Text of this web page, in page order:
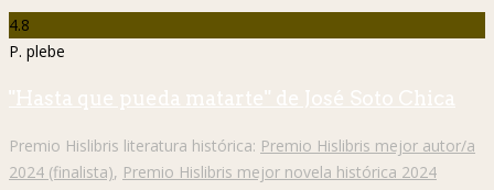
4.8
P. plebe
"Hasta que pueda matarte" de José Soto Chica
Premio Hislibris literatura histórica: Premio Hislibris mejor autor/a
2024 (finalista), Premio Hislibris mejor novela histórica 2024